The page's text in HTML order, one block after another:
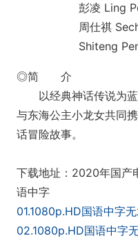
彭凌 Ling
周仕祺
Shiteng
◎简 介
以经典神话传说为蓝
与东海公主小龙女共同
话冒险故事。
下载地址：2020年国产
语中字
01.1080p.HD国语中字
02.1080p.HD国语中字